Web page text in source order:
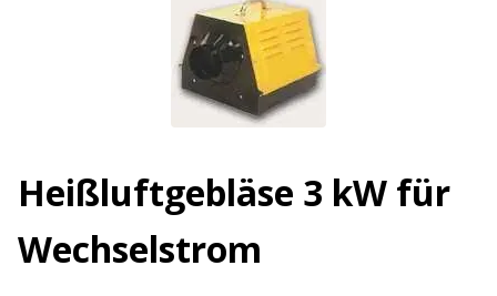
Heißluftgebläse 3 kW für
Wechselstrom